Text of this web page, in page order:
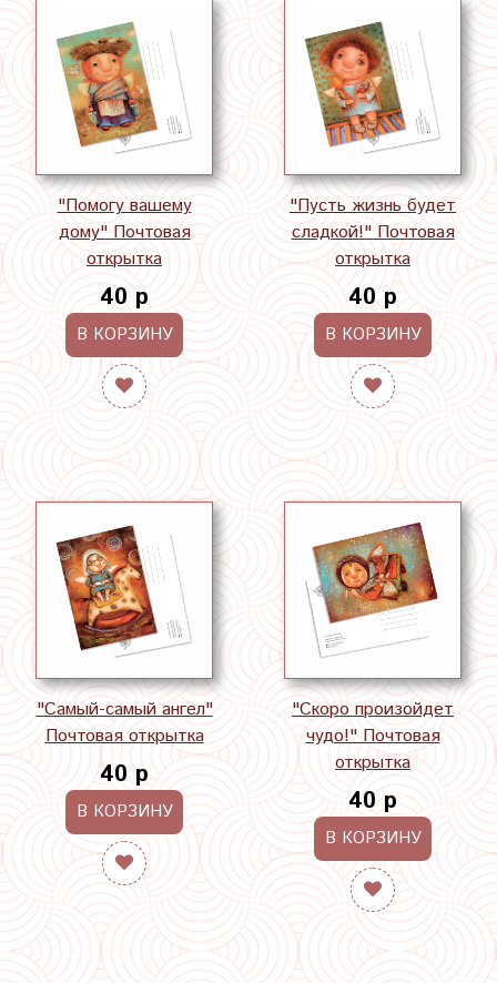
"Помогу вашему
дому" Почтовая
открытка
40 р
В КОРЗИНУ
"Пусть жизнь будет
сладкой!" Почтовая
открытка
40 р
В КОРЗИНУ
"Самый-самый ангел"
Почтовая открытка
40 р
В КОРЗИНУ
"Скоро произойдет
чудо!" Почтовая
открытка
40 р
В КОРЗИНУ